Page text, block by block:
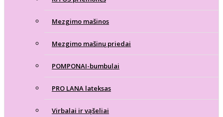
Mezgimo mašinos
Mezgimo mašinų priedai
POMPONAI-bumbulai
PRO LANA lateksas
Virbalai ir vąšeliai